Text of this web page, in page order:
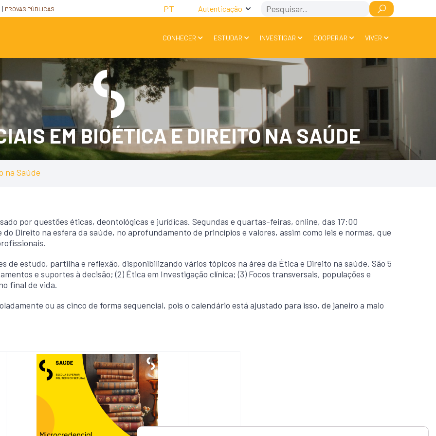
PROVAS PÚBLICAS PT Autenticação Search
CONHECER ESTUDAR INVESTIGAR COOPERAR VIVER
EM BIOÉTICA E DIREITO NA SAÚDE
na Saúde
por questões éticas, deontológicas e jurídicas. Segundas e quartas-feiras, online, das 17:00
Direito na esfera da saúde, no aprofundamento de princípios e valores, assim como leis e normas, que
de estudo, partilha e reflexão, disponibilizando vários tópicos na área da Ética e Direito na saúde. São 5
e suportes à decisão; (2) Ética em Investigação clínica; (3) Focos transversais, populações e
final de vida.
ou as cinco de forma sequencial, pois o calendário está ajustado para isso, de janeiro a maio